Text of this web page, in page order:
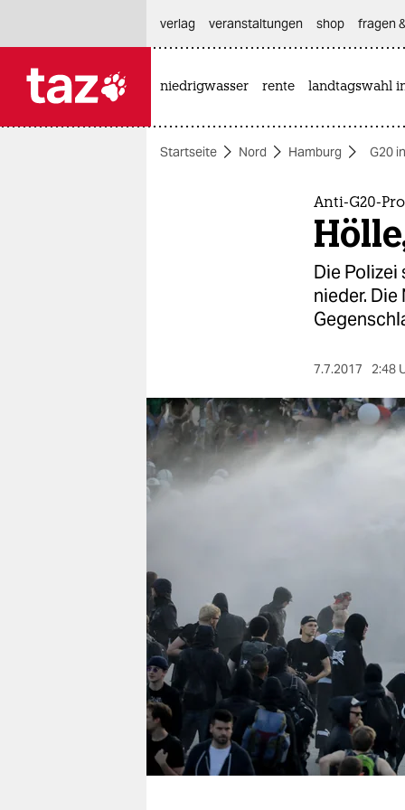
themen
berlin
nord
wahrheit
veranstaltungen
shop
fragen & hilfe
unterstützen
abo
genossenschaft
verlag
veranstaltungen shop fragen
niedrigwasser rente landtagswahl
Startseite Nord Hamburg G20
Anti-G20-
Die
nieder.
7.7.2017 2:48